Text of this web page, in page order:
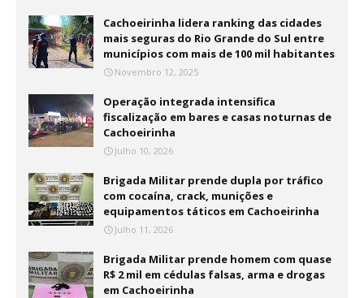
Cachoeirinha lidera ranking das cidades
mais seguras do Rio Grande do Sul entre
municípios com mais de 100 mil habitantes
Novembro 12, 2025
Operação integrada intensifica
fiscalização em bares e casas noturnas de
Cachoeirinha
Julho 10, 2026
Brigada Militar prende dupla por tráfico
com cocaína, crack, munições e
equipamentos táticos em Cachoeirinha
Julho 11, 2026
Brigada Militar prende homem com quase
R$ 2 mil em cédulas falsas, arma e drogas
em Cachoeirinha